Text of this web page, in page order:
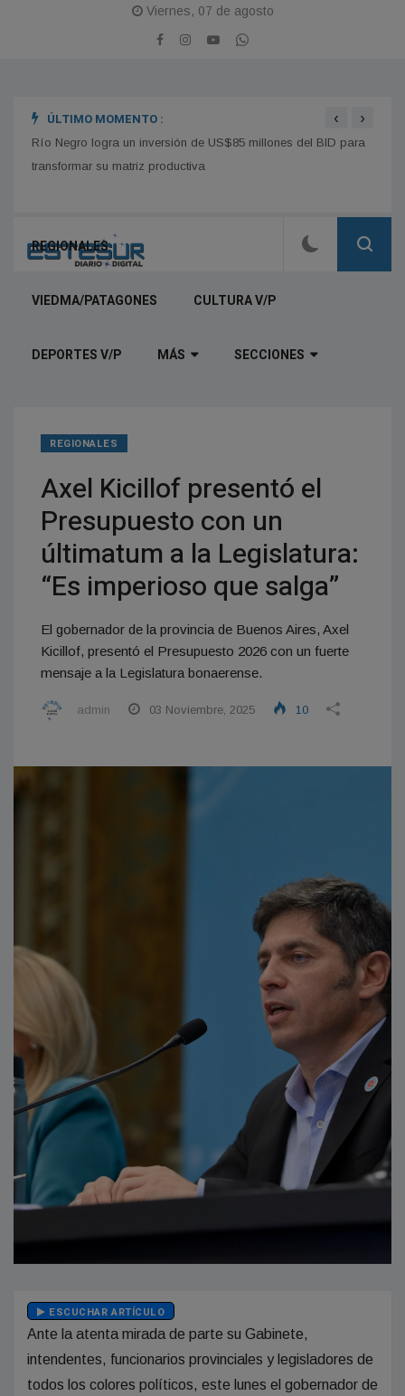
Viernes, 07 de agosto
ÚLTIMO MOMENTO :
Río Negro logra un inversión de US$85 millones del BID para
transformar su matriz productiva
‹ ›
REGIONALES
VIEDMA/PATAGONES CULTURA V/P
DEPORTES V/P MÁS SECCIONES
REGIONALES
Axel Kicillof presentó el
Presupuesto con un
últimatum a la Legislatura:
“Es imperioso que salga”
El gobernador de la provincia de Buenos Aires, Axel
Kicillof, presentó el Presupuesto 2026 con un fuerte
mensaje a la Legislatura bonaerense.
admin 03 Noviembre, 2025 10
ESCUCHAR ARTÍCULO
Ante la atenta mirada de parte su Gabinete,
intendentes, funcionarios provinciales y legisladores de
todos los colores políticos, este lunes el gobernador de